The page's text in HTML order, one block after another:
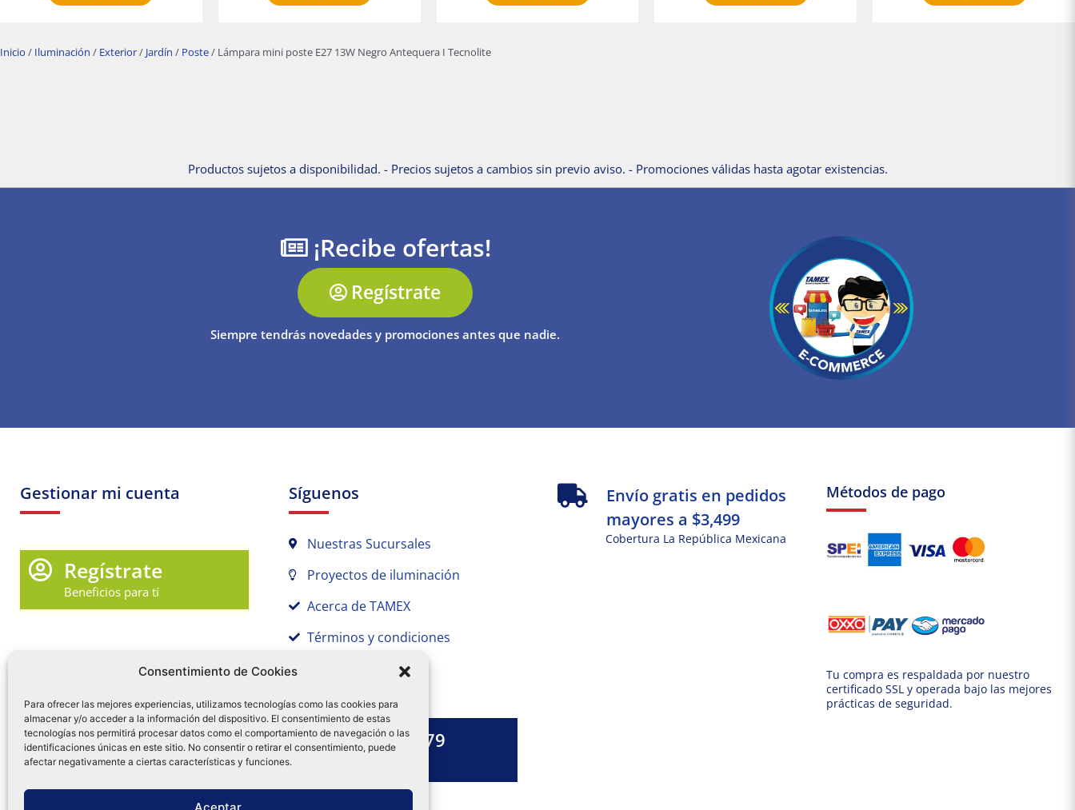
Consentimiento de Cookies
Para ofrecer las mejores experiencias, utilizamos tecnologías como las cookies para
almacenar y/o acceder a la información del dispositivo. El consentimiento de estas
tecnologías nos permitirá procesar datos como el comportamiento de navegación o las
identificaciones únicas en este sitio. No consentir o retirar el consentimiento, puede
afectar negativamente a ciertas características y funciones.
Aceptar
Inicio / Iluminación / Exterior/ Jardín / Poste/ Lámpara mini poste E27 13W Negro Antequera I Tecnolite
Productos sujetos a disponibilidad. - Precios sujetos a cambios sin previo aviso. - Promociones válidas hasta agotar existencias.
¡Recibe ofertas!
Regístrate
Siempre tendrás novedades y promociones antes que nadie.
Gestionar mi cuenta
Regístrate
Beneficios para tí
Mi Cuenta en Tamex
Mis Favoritos
Síguenos
Nuestras Sucursales
Proyectos de iluminación
Acerca de TAMEX
Términos y condiciones
Aviso de Privacidad
55 1328 13 79
Facebook-
Instagram
Linkedin-
Envío gratis en pedidos
mayores a $3,499
Cobertura La República Mexicana
Métodos de pago
Tu compra es respaldada por nuestro
certificado SSL y operada bajo las mejores
prácticas de seguridad.